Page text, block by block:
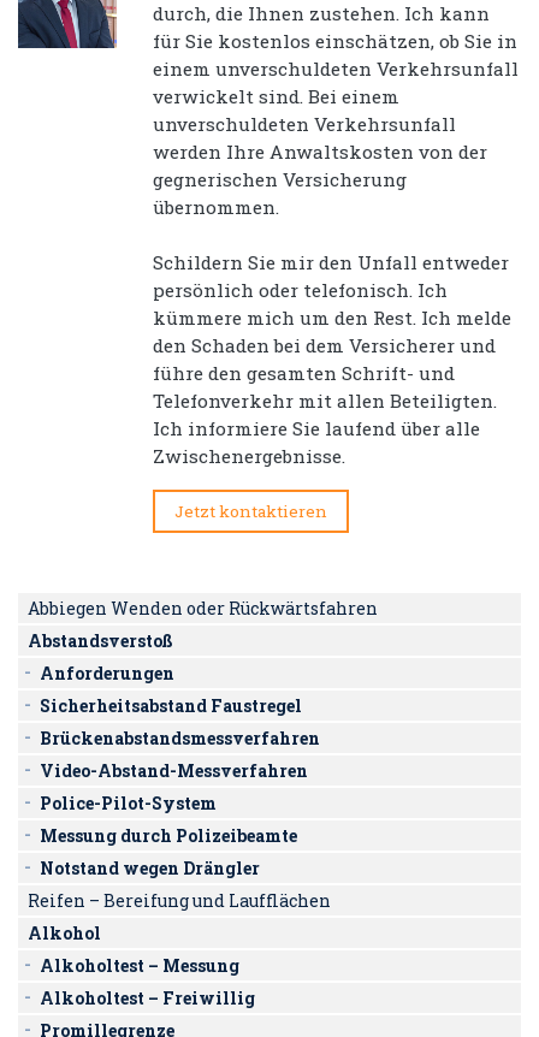
durch, die Ihnen zustehen. Ich kann
für Sie kostenlos einschätzen, ob Sie in
einem unverschuldeten Verkehrsunfall
verwickelt sind. Bei einem
unverschuldeten Verkehrsunfall
werden Ihre Anwaltskosten von der
gegnerischen Versicherung
übernommen.
Schildern Sie mir den Unfall entweder
persönlich oder telefonisch. Ich
kümmere mich um den Rest. Ich melde
den Schaden bei dem Versicherer und
führe den gesamten Schrift- und
Telefonverkehr mit allen Beteiligten.
Ich informiere Sie laufend über alle
Zwischenergebnisse.
Jetzt kontaktieren
Abbiegen Wenden oder Rückwärtsfahren
Abstandsverstoß
Anforderungen
Sicherheitsabstand Faustregel
Brückenabstandsmessverfahren
Video-Abstand-Messverfahren
Police-Pilot-System
Messung durch Polizeibeamte
Notstand wegen Drängler
Reifen – Bereifung und Laufflächen
Alkohol
Alkoholtest – Messung
Alkoholtest – Freiwillig
Promillegrenze